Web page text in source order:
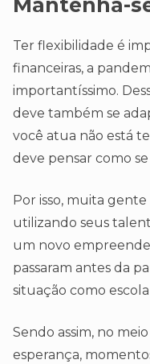
Mantenha-
Ter flexibilidade é
financeiras, a
importantíssimo.
deve também se
você atua não está
deve pensar como
Por isso, muita
utilizando seus
um novo
passaram antes da
situação como
Sendo assim, no
esperança,